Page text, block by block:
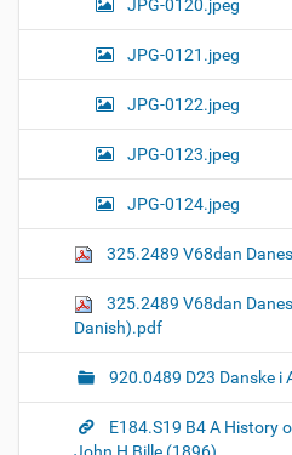
JPG-0120.jpeg
JPG-0121.jpeg
JPG-0122.jpeg
JPG-0123.jpeg
JPG-0124.jpeg
325.2489 V68dan
325.2489 V68dan
Danish).pdf
920.0489 D23 Danske i
E184.S19 B4 A History
John H Bille (1896)